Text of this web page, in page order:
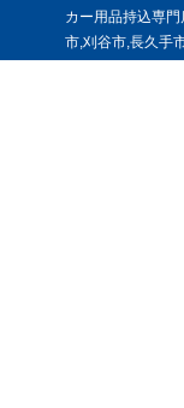
カー用品持込専
市,刈谷市,長久手